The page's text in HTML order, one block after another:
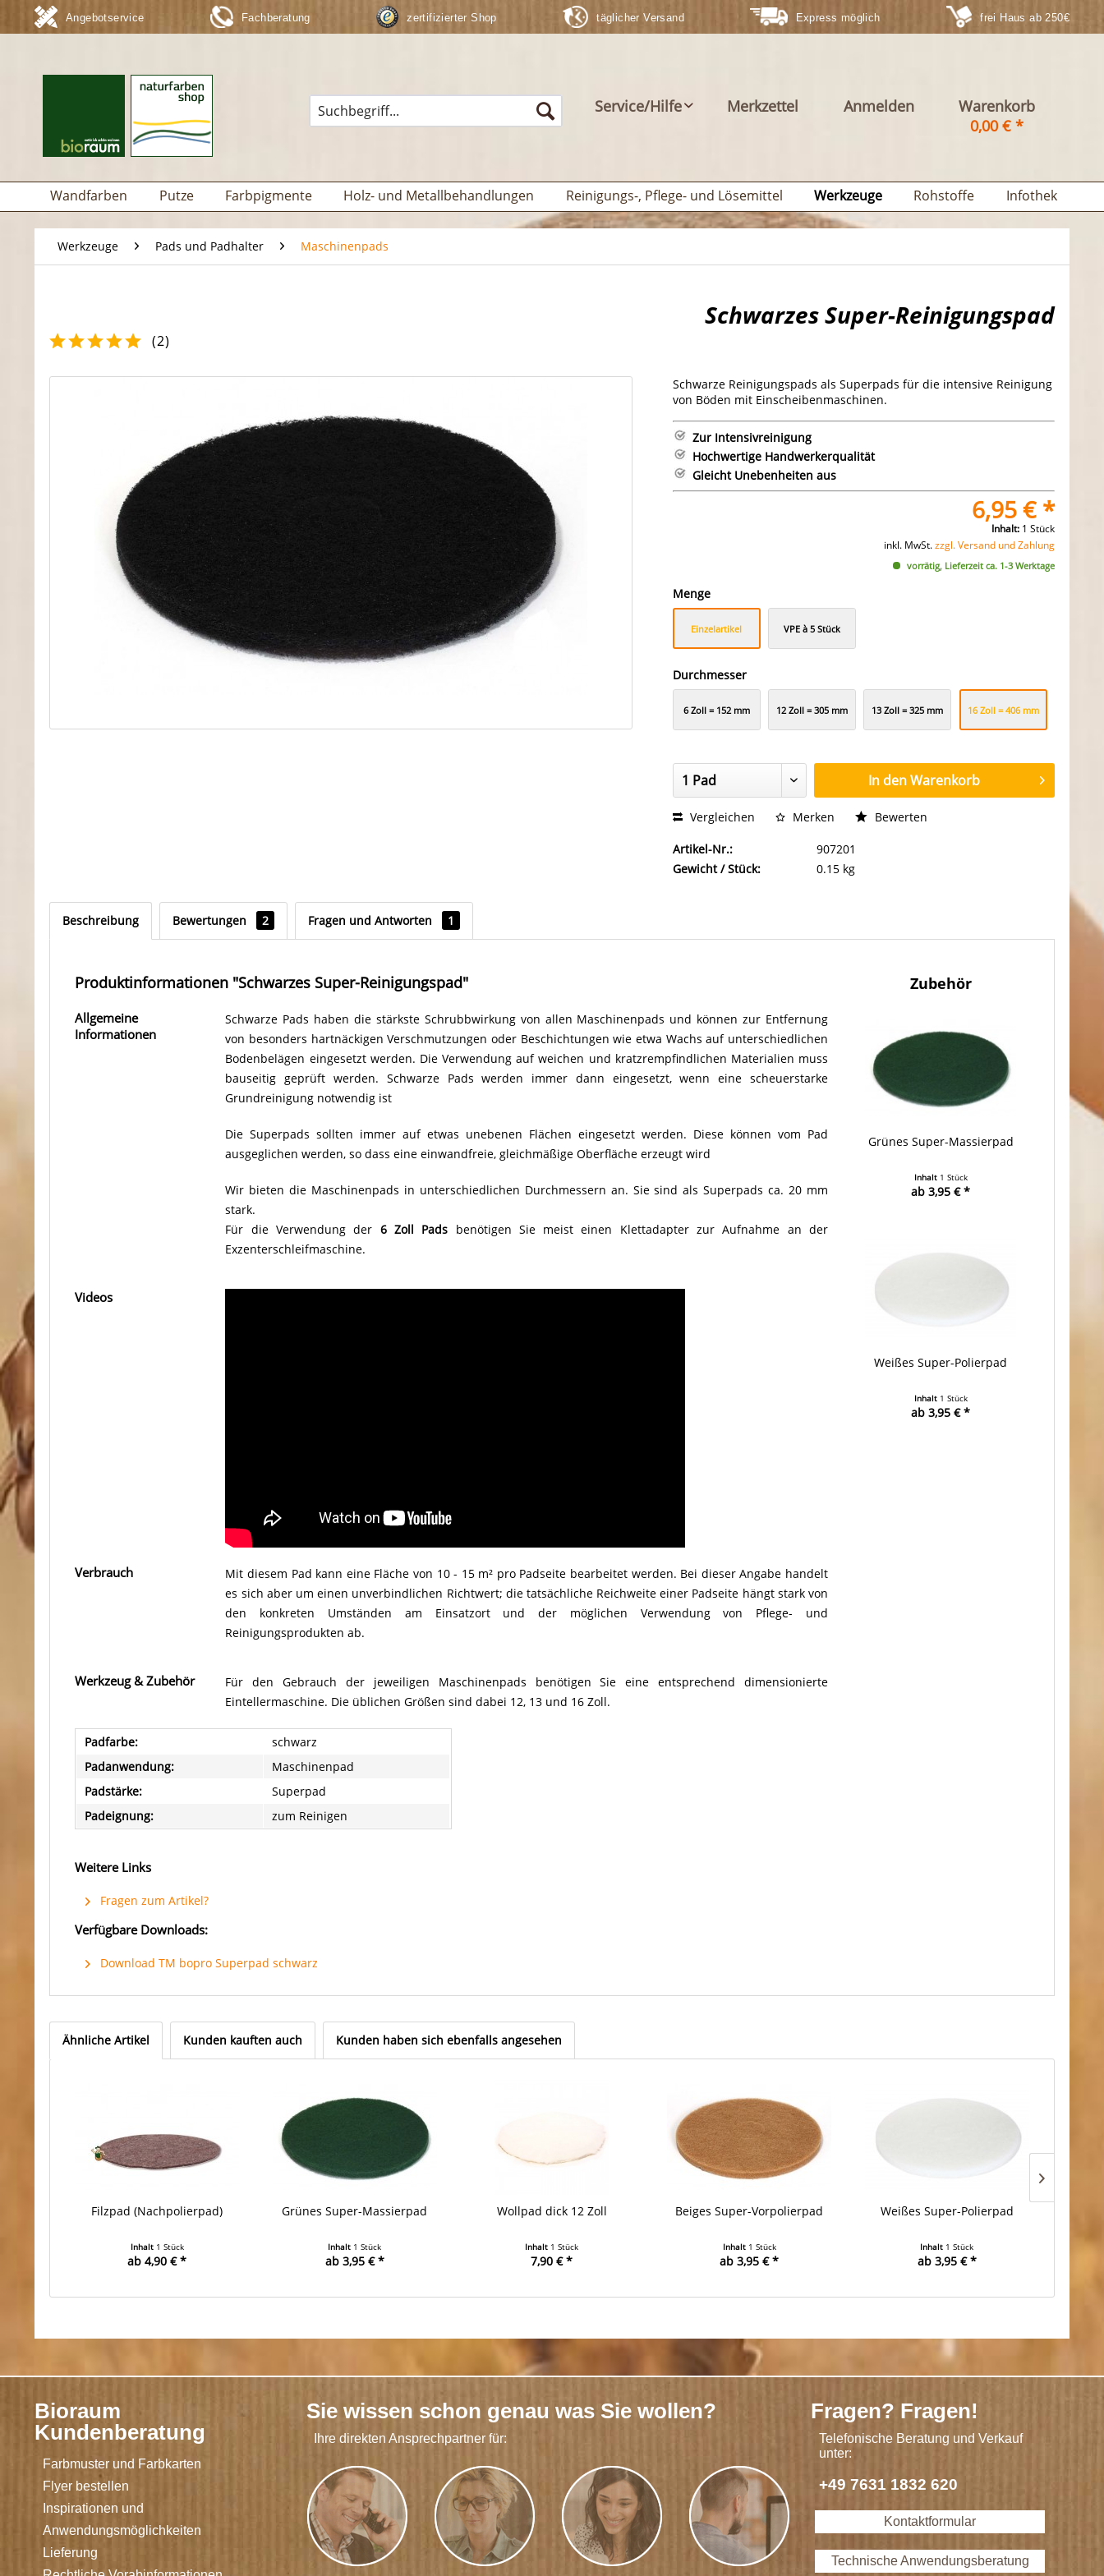
Angebotservice Fachberatung zertifizierter Shop täglicher Versand Express möglich frei Haus ab 250€
Service/Hilfe Merkzettel Anmelden
Warenkorb
0,00 € *
Wandfarben Putze Farbpigmente Holz- und Metallbehandlungen Reinigungs-, Pflege- und Lösemittel Werkzeuge Rohstoffe Infothek
Werkzeuge Pads und Padhalter Maschinenpads
Schwarzes Super-Reinigungspad
(2)
Schwarze Reinigungspads als Superpads für die intensive Reinigung
von Böden mit Einscheibenmaschinen.
Zur Intensivreinigung
Hochwertige Handwerkerqualität
Gleicht Unebenheiten aus
6,95 € *
Inhalt: 1 Stück
inkl. MwSt.zzgl. Versand und Zahlung
vorrätig, Lieferzeit ca. 1-3 Werktage
Menge
Einzelartikel VPE à 5 Stück
Durchmesser
6 Zoll = 152 mm 12 Zoll = 305 mm 13 Zoll = 325 mm 16 Zoll = 406 mm
In den Warenkorb
Vergleichen Merken Bewerten
Artikel-Nr.:
907201
Gewicht / Stück:
0.15 kg
Beschreibung Bewertungen 2 Fragen und Antworten 1
Produktinformationen "Schwarzes Super-Reinigungspad"
Allgemeine
Informationen
Schwarze Pads haben die stärkste Schrubbwirkung von allen Maschinenpads und können zur Entfernung
von besonders hartnäckigen Verschmutzungen oder Beschichtungen wie etwa Wachs auf unterschiedlichen
Bodenbelägen eingesetzt werden. Die Verwendung auf weichen und kratzrempfindlichen Materialien muss
bauseitig geprüft werden. Schwarze Pads werden immer dann eingesetzt, wenn eine scheuerstarke
Grundreinigung notwendig ist
Die Superpads sollten immer auf etwas unebenen Flächen eingesetzt werden. Diese können vom Pad
ausgeglichen werden, so dass eine einwandfreie, gleichmäßige Oberfläche erzeugt wird
Wir bieten die Maschinenpads in unterschiedlichen Durchmessern an. Sie sind als Superpads ca. 20 mm
stark.
Für die Verwendung der 6 Zoll Pads benötigen Sie meist einen Klettadapter zur Aufnahme an der
Exzenterschleifmaschine.
Videos
Verbrauch
Mit diesem Pad kann eine Fläche von 10 - 15 m² pro Padseite bearbeitet werden. Bei dieser Angabe handelt
es sich aber um einen unverbindlichen Richtwert; die tatsächliche Reichweite einer Padseite hängt stark von
den konkreten Umständen am Einsatzort und der möglichen Verwendung von Pflege- und
Reinigungsprodukten ab.
Werkzeug & Zubehör
Für den Gebrauch der jeweiligen Maschinenpads benötigen Sie eine entsprechend dimensionierte
Eintellermaschine. Die üblichen Größen sind dabei 12, 13 und 16 Zoll.
Padfarbe:
schwarz
Padanwendung:
Maschinenpad
Padstärke:
Superpad
Padeignung:
zum Reinigen
Weitere Links
Fragen zum Artikel?
Verfügbare Downloads:
Download TM bopro Superpad schwarz
Zubehör
Grünes Super-Massierpad
Inhalt 1 Stück
ab 3,95 € *
Weißes Super-Polierpad
Inhalt 1 Stück
ab 3,95 € *
Ähnliche Artikel Kunden kauften auch Kunden haben sich ebenfalls angesehen
Filzpad (Nachpolierpad)
Inhalt 1 Stück
ab 4,90 € *
Grünes Super-Massierpad
Inhalt 1 Stück
ab 3,95 € *
Wollpad dick 12 Zoll
Inhalt 1 Stück
7,90 € *
Beiges Super-Vorpolierpad
Inhalt 1 Stück
ab 3,95 € *
Weißes Super-Polierpad
Inhalt 1 Stück
ab 3,95 € *
Bioraum
Kundenberatung
Farbmuster und Farbkarten
Flyer bestellen
Inspirationen und
Anwendungsmöglichkeiten
Lieferung
Sie wissen schon genau was Sie wollen?
Ihre direkten Ansprechpartner für:
Fragen? Fragen!
Telefonische Beratung und Verkauf
unter:
+49 7631 1832 620
Kontaktformular
Technische Anwendungsberatung